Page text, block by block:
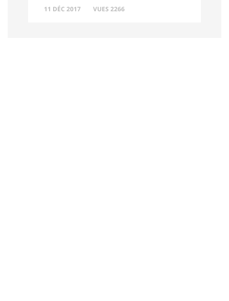
11 DÉC 2017 VUES 2266